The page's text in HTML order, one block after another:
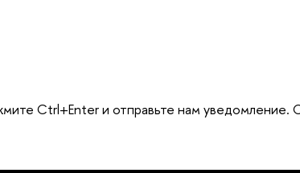
Ctrl+Enter и отправьте нам уведомление.